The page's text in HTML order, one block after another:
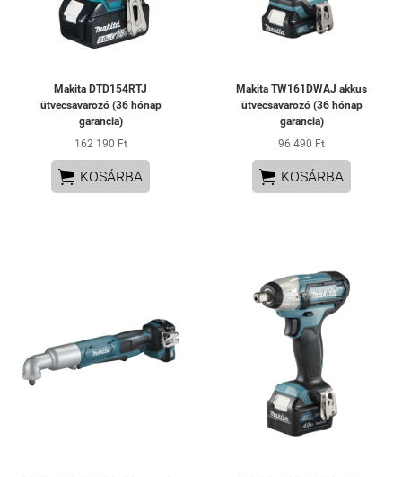
Makita DTD154RTJ
ütvecsavarozó (36 hónap
garancia)
162 190 Ft
 KOSÁRBA
Makita TW161DWAJ akkus
ütvecsavarozó (36 hónap
garancia)
96 490 Ft
 KOSÁRBA